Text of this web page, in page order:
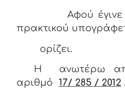
Αφού
πρακτικού
ορίζει.
Η ανωτέρω
αριθμό 17/ 285 / 2012